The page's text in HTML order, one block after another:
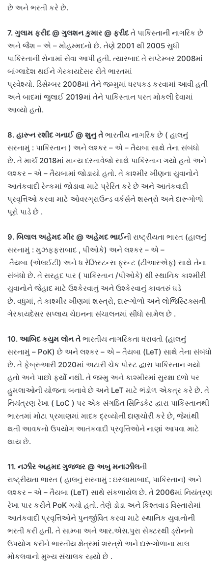
છે અને ભરતી કરે છે.
7. ગુલામ ફરીદ@ ગુલશન કુમાર @ ફરીદ તે પાકિસ્તાની નાગરિક છે
અને જૈશ – એ – મોહમ્મદનો છે. તેણે 2001 થી 2005 સુધી
પાકિસ્તાની સેનામાં સેવા આપી હતી. ત્યારબાદ તે સપ્ટેમ્બર 2008માં
બાંગ્લાદેશ થઈને ગેરકાયદેસર રીતે ભારતમાં
પ્રવેશ્યો. ડિસેમ્બર 2008માં તેને જમ્મુમાં ધરપકડ કરવામાં આવી હતી
અને બાદમાં જુલાઈ 2019માં તેને પાકિસ્તાન પરત મોકલી દેવામાં
આવ્યો હતો.
8. હારૂન રશીદ ગનાઈ@ શુનુ તે ભારતીય નાગરિક છે ( હાલનું
સરનામું : પાકિસ્તાન ) અને લશ્કર – એ – તૈયબા સાથે તેના સંબંધો
છે. તે માર્ચ 2018માં માન્ય દસ્તાવેજો સાથે પાકિસ્તાન ગયો હતો અને
લશ્કર – એ – તૈયબામાં જોડાયો હતો. તે કાશ્મીર ખીણના યુવાનોને
આતંકવાદી રેન્કમાં જોડાવા માટે પ્રેરિત કરે છે અને આતંકવાદી
પ્રવૃત્તિઓ કરવા માટે ઓવરગ્રાઉન્ડ વર્કર્સને શસ્ત્રો અને દારૂગોળો
પૂરો પાડે છે .
9. બિલાલ અહેમદ મીર @ અહેમદ ભાઈની રાષ્ટ્રીયતા ભારત (હાલનું
સરનામું : મુઝફ્ફરાબાદ , પીઓકે) અને લશ્કર – એ –
તૈયબા (એલઈટી) અને ધ રેઝિસ્ટન્સ ફ્રન્ટ (ટીઆરએફ) સાથે તેના
સંબંધો છે. તે સરહદ પાર ( પાકિસ્તાન /પીઓકે) થી સ્થાનિક કાશ્મીરી
યુવાનોને જેહાદ માટે ઉશ્કેરવાનું અને ઉશ્કેરવાનું કાવતરું ઘડે
છે. વધુમાં, તે કાશ્મીર ખીણમાં શસ્ત્રો, દારૂગોળો અને લોજિસ્ટિક્સની
ગેરકાયદેસર સપ્લાય ચેઇનના સંચાલનમાં સીધો સામેલ છે .
10. આબિદ કયુમ લોન તે ભારતીય નાગરિકતા ધરાવતો (હાલનું
સરનામું – PoK) છે અને લશ્કર – એ – તૈયબા (LeT) સાથે તેના સંબંધો
છે. તે ફેબ્રુઆરી 2020માં અટારી ચેક પોસ્ટ દ્વારા પાકિસ્તાન ગયો
હતો અને પાછો ફર્યો નથી. તે જમ્મુ અને કાશ્મીરમાં સુરક્ષા દળો પર
હુમલાઓની યોજના બનાવે છે અને LeT માટે ભંડોળ એકત્ર કરે છે. તે
નિયંત્રણ રેખા ( LoC ) પર એક સંગઠિત સિન્ડિકેટ દ્વારા પાકિસ્તાનથી
ભારતમાં મોટા પ્રમાણમાં માદક દ્રવ્યોની દાણચોરી કરે છે, જેમાંથી
થતી આવકનો ઉપયોગ આતંકવાદી પ્રવૃત્તિઓને નાણાં આપવા માટે
થાય છે.
11. નઝીર અહમદ ગુજ્જર @ અબુ મનાઝીલની
રાષ્ટ્રીયતા ભારત ( હાલનું સરનામું : ઇસ્લામાબાદ, પાકિસ્તાન) અને
લશ્કર – એ – તૈયબા (LeT) સાથે સંકળાયેલ છે. તે 2006માં નિયંત્રણ
રેખા પાર કરીને PoK ગયો હતો. તેણે ડોડા અને કિશ્તવાડ વિસ્તારોમાં
આતંકવાદી પ્રવૃત્તિઓને પુનર્જીવિત કરવા માટે સ્થાનિક યુવાનોની
ભરતી કરી હતી. તે સામ્બા અને આર.એસ.પુરા સેક્ટરથી ડ્રોનનો
ઉપયોગ કરીને ભારતીય ક્ષેત્રમાં શસ્ત્રો અને દારૂગોળાના માલ
મોકલવાનો મુખ્ય સંચાલક રહ્યો છે .